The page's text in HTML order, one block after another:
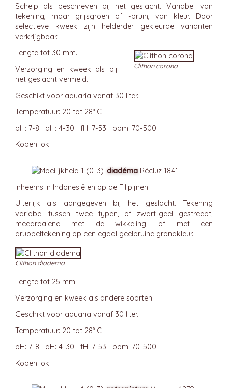
Schelp als beschreven bij het geslacht. Variabel van
tekening, maar grijsgroen of -bruin, van kleur. Door
selectieve kweek zijn helderder gekleurde varianten
verkrijgbaar.
Clithon corona
Lengte tot 30 mm.
Verzorging en kweek als bij
het geslacht vermeld.
Geschikt voor aquaria vanaf 30 liter.
Temperatuur: 20 tot 28° C
pH: 7-8 dH: 4-30 fH: 7-53 ppm: 70-500
Kopen: ok.
diadéma Récluz 1841
Inheems in Indonesië en op de Filipijnen.
Uiterlijk als aangegeven bij het geslacht. Tekening
variabel tussen twee typen, of zwart-geel gestreept,
meedraaiend met de wikkeling, of met een
druppeltekening op een egaal geelbruine grondkleur.
Clithon diadema
Lengte tot 25 mm.
Verzorging en kweek als andere soorten.
Geschikt voor aquaria vanaf 30 liter.
Temperatuur: 20 tot 28° C
pH: 7-8 dH: 4-30 fH: 7-53 ppm: 70-500
Kopen: ok.